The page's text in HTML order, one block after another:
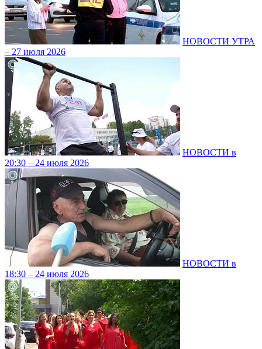
НОВОСТИ УТРА
– 27 июля 2026
НОВОСТИ в
20:30 – 24 июля 2026
НОВОСТИ в
18:30 – 24 июля 2026